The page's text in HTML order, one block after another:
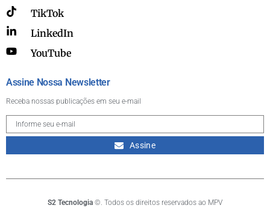
TikTok
LinkedIn
YouTube
Assine Nossa Newsletter
Receba nossas publicações em seu e-mail
Assine
S2 Tecnologia ©. Todos os direitos reservados ao MPV